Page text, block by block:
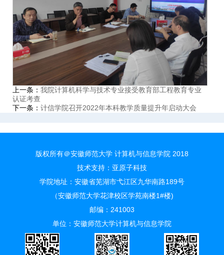
上一条： 我院计算机科学与技术专业接受教育部工程教育专业
认证考查
下一条： 计信学院召开2022年本科教学质量提升年启动大会
版权所有＠安徽师范大学 计算机与信息学院 2018
技术支持： 亚原子科技
学院地址：安徽省芜湖市弋江区九华南路189号
（安徽师范大学花津校区学苑南楼1#楼)
邮编：241003
单位：安徽师范大学计算机与信息学院